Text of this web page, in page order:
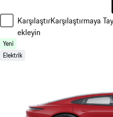
KarşılaştırKarşılaştırmaya
ekleyin
Yeni
Elektrik